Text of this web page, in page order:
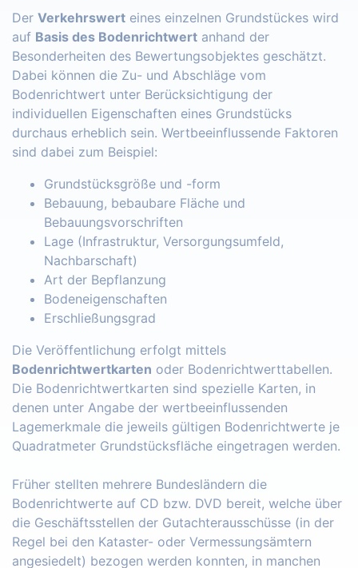
Der Verkehrswert eines einzelnen Grundstückes wird
auf Basis des Bodenrichtwert anhand der
Besonderheiten des Bewertungsobjektes geschätzt.
Dabei können die Zu- und Abschläge vom
Bodenrichtwert unter Berücksichtigung der
individuellen Eigenschaften eines Grundstücks
durchaus erheblich sein. Wertbeeinflussende Faktoren
sind dabei zum Beispiel:
Grundstücksgröße und -form
Bebauung, bebaubare Fläche und
Bebauungsvorschriften
Lage (Infrastruktur, Versorgungsumfeld,
Nachbarschaft)
Art der Bepflanzung
Bodeneigenschaften
Erschließungsgrad
Die Veröffentlichung erfolgt mittels
Bodenrichtwertkarten oder Bodenrichtwerttabellen.
Die Bodenrichtwertkarten sind spezielle Karten, in
denen unter Angabe der wertbeeinflussenden
Lagemerkmale die jeweils gültigen Bodenrichtwerte je
Quadratmeter Grundstücksfläche eingetragen werden.
Früher stellten mehrere Bundesländern die
Bodenrichtwerte auf CD bzw. DVD bereit, welche über
die Geschäftsstellen der Gutachterausschüsse (in der
Regel bei den Kataster- oder Vermessungsämtern
angesiedelt) bezogen werden konnten, in manchen